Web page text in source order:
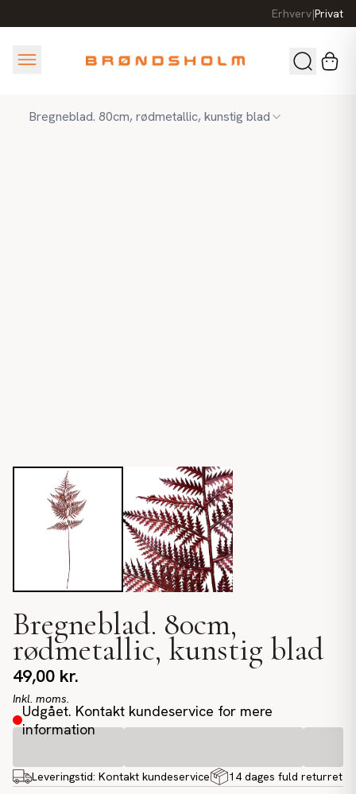
Erhverv|Privat
Bregneblad. 80cm, rødmetallic, kunstig blad
Bregneblad. 80cm,
rødmetallic, kunstig blad
49,00 kr.
Inkl. moms.
Udgået. Kontakt kundeservice for mere
information
Leveringstid: Kontakt kundeservice 14 dages fuld returret